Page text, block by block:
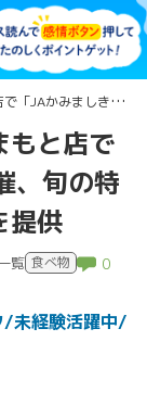
特産品を使った限定メニューを提供
もと店で
、旬の特
提供
覧 食べ物 0
でシェ
/未経験活躍中/